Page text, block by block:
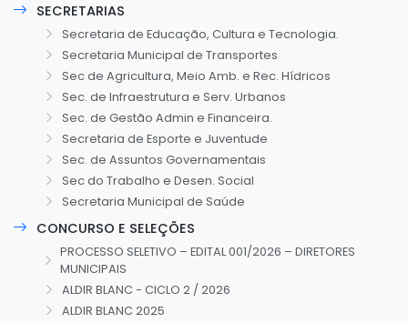
SECRETARIAS
Secretaria de Educação, Cultura e Tecnologia.
Secretaria Municipal de Transportes
Sec de Agricultura, Meio Amb. e Rec. Hídricos
Sec. de Infraestrutura e Serv. Urbanos
Sec. de Gestão Admin e Financeira.
Secretaria de Esporte e Juventude
Sec. de Assuntos Governamentais
Sec do Trabalho e Desen. Social
Secretaria Municipal de Saúde
CONCURSO E SELEÇÕES
PROCESSO SELETIVO – EDITAL 001/2026 – DIRETORES
MUNICIPAIS
ALDIR BLANC - CICLO 2 / 2026
ALDIR BLANC 2025